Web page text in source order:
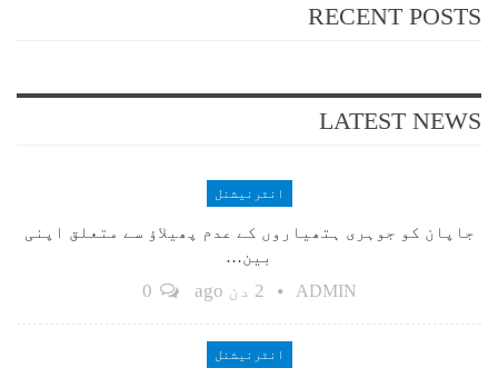
RECENT POSTS
LATEST NEWS
انٹرنیشنل
جاپان کو جوہری ہتھیاروں کے عدم پھیلاؤ سے متعلق اپنی
بین…
ADMIN 2 دن ago
انٹرنیشنل